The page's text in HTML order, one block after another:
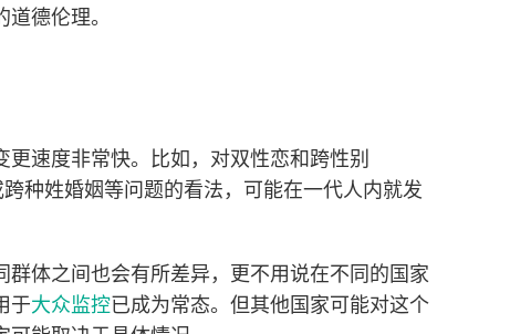
德伦理。
速度非常快。比如，对双性恋和跨性别
种姓婚姻等问题的看法，可能在一代人内就发
体之间也会有所差异，更不用说在不同的国家
于大众监控已成为常态。但其他国家可能对这个